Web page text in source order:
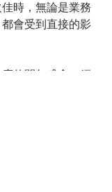
時，無論是業務
會受到直接的影
的開年盛會，經